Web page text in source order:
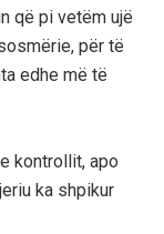
që pi vetëm ujë
për të
edhe më të
kontrollit, apo
ka shpikur